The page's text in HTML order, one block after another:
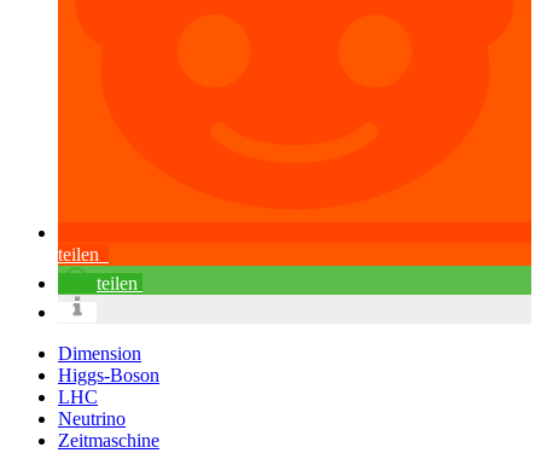
teilen
teilen
Dimension
Higgs-Boson
LHC
Neutrino
Zeitmaschine